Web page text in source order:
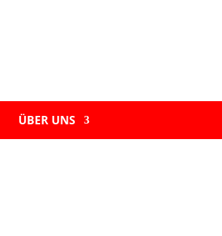
ÜBER UNS